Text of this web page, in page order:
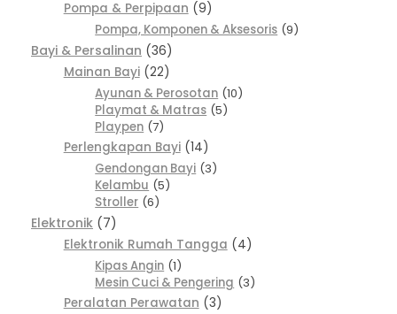
Pompa & Perpipaan
9
Pompa, Komponen & Aksesoris 9
Bayi & Persalinan 36
Mainan Bayi 22
Ayunan & Perosotan 10
Playmat & Matras 5
Playpen 7
Perlengkapan Bayi 14
Gendongan Bayi 3
Kelambu 5
Stroller 6
Elektronik 7
Elektronik Rumah Tangga
4
Kipas Angin 1
Mesin Cuci & Pengering 3
Peralatan Perawatan
3